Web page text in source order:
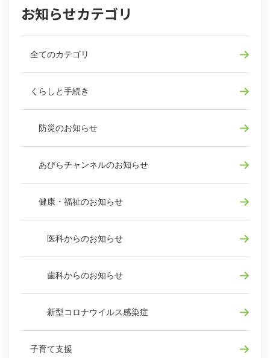
お知らせカテゴリ
全てのカテゴリ
くらしと手続き
防災のお知らせ
あびらチャンネルのお知らせ
健康・福祉のお知らせ
医科からのお知らせ
歯科からのお知らせ
新型コロナウイルス感染症
子育て支援